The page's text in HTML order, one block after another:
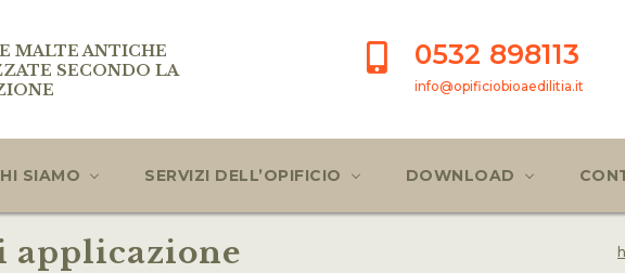
MALTE ANTICHE
SECONDO LA
0532 898113
info@opificiobioaedilitia.it
SIAMO SERVIZI DELL’OPIFICIO DOWNLOAD
applicazione